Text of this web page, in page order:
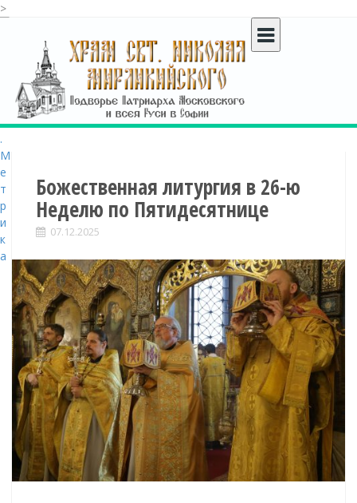
>
c
o
n
t
e
n
t
Божественная литургия в 26-ю
Неделю по Пятидесятнице
07.12.2025